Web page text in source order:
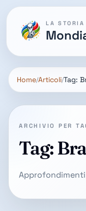
Home Articoli Tag:
ARCHIVIO PER
Tag: